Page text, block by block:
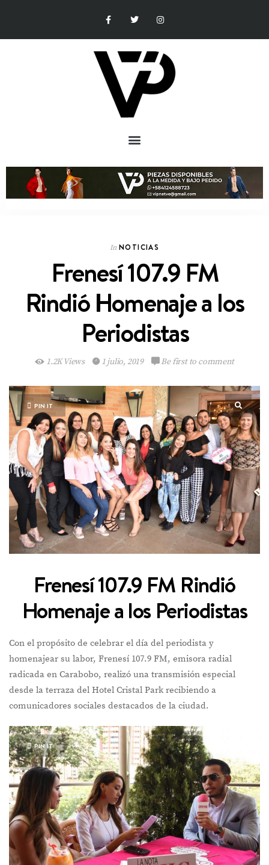
In NOTICIAS
Frenesí 107.9 FM
Rindió Homenaje a los
Periodistas
1.2K Views 1 julio, 2019 Be first to comment
PIN IT
Frenesí 107.9 FM Rindió
Homenaje a los Periodistas
Con el propósito de celebrar el día del periodista y
homenajear su labor, Frenesí 107.9 FM, emisora radial
radicada en Carabobo, realizó una transmisión especial
desde la terraza del Hotel Cristal Park recibiendo a
comunicadores sociales destacados de la ciudad.
PIN IT